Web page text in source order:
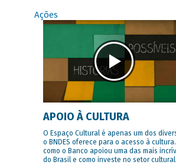
Ações
APOIO À CULTURA
O Espaço Cultural é apenas um dos
o BNDES oferece para o acesso à
como o Banco apoiou uma das mais
do Brasil e como investe no setor cultural.